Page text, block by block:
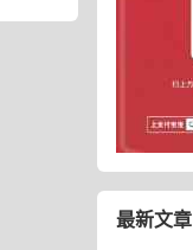
最新文章